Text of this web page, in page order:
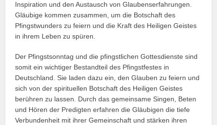
Inspiration und den Austausch von Glaubenserfahrungen.
Gläubige kommen zusammen, um die Botschaft des
Pfingstwunders zu feiern und die Kraft des Heiligen Geistes
in ihrem Leben zu spüren.
Der Pfingstsonntag und die pfingstlichen Gottesdienste sind
somit ein wichtiger Bestandteil des Pfingstfestes in
Deutschland. Sie laden dazu ein, den Glauben zu feiern und
sich von der spirituellen Botschaft des Heiligen Geistes
berühren zu lassen. Durch das gemeinsame Singen, Beten
und Hören der Predigten erfahren die Gläubigen die tiefe
Verbundenheit mit ihrer Gemeinschaft und stärken ihren